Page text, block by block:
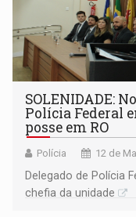
SOLENIDADE:
Polícia Federal
posse em RO
Polícia 12 de
Delegado de Polícia
chefia da unidade